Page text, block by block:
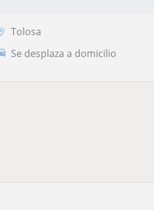
Tolosa
Se desplaza a domicilio